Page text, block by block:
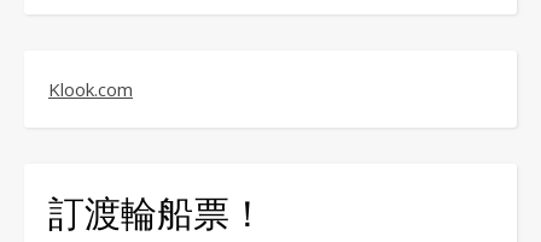
Klook.com
訂渡輪船票！